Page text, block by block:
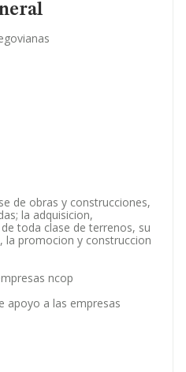
de obras y construcciones,
la adquisicion,
toda clase de terrenos, su
la promocion y construccion
ncop
apoyo a las empresas
sobre la empresa.
complementaria.